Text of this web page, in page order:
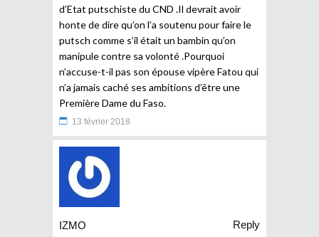
d’Etat putschiste du CND .Il devrait avoir
honte de dire qu’on l’a soutenu pour faire le
putsch comme s’il était un bambin qu’on
manipule contre sa volonté .Pourquoi
n’accuse-t-il pas son épouse vipère Fatou qui
n’a jamais caché ses ambitions d’être une
Première Dame du Faso.
13 février 2018
IZMO
Reply